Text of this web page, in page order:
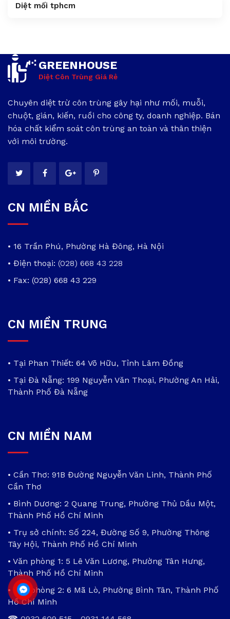
Diệt mối tphcm
GREENHOUSE
Diệt Côn Trùng Giá Rẻ
Chuyên diệt trừ côn trùng gây hại như mối, muỗi,
chuột, gián, kiến, ruồi cho công ty, doanh nghiệp. Bán
hóa chất kiểm soát côn trùng an toàn và thân thiện
với môi trường.
CN MIỀN BẮC
• 16 Trần Phú, Phường Hà Đông, Hà Nội
• Điện thoại: (028) 668 43 228
• Fax: (028) 668 43 229
CN MIỀN TRUNG
• Tại Phan Thiết: 64 Võ Hữu, Tỉnh Lâm Đồng
• Tại Đà Nẵng: 199 Nguyễn Văn Thoại, Phường An Hải,
Thành Phố Đà Nẵng
CN MIỀN NAM
• Cần Thơ: 91B Đường Nguyễn Văn Linh, Thành Phố
Cần Thơ
• Bình Dương: 2 Quang Trung, Phường Thủ Dầu Một,
Thành Phố Hồ Chí Minh
• Trụ sở chính: Số 224, Đường Số 9, Phường Thông
Tây Hội, Thành Phố Hồ Chí Minh
• Văn phòng 1: 5 Lê Văn Lương, Phường Tân Hưng,
Thành Phố Hồ Chí Minh
• Văn phòng 2: 6 Mã Lò, Phường Bình Tân, Thành Phố
Hồ Chí Minh